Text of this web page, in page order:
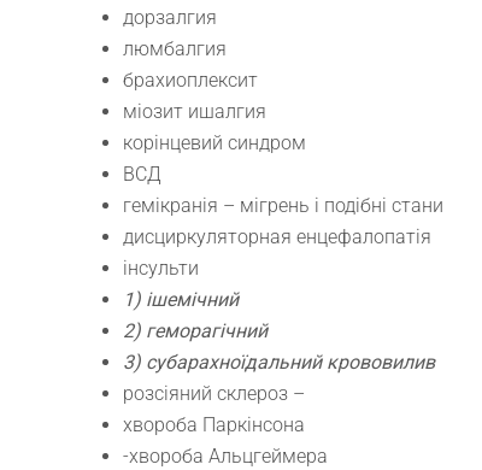
дорзалгия
люмбалгия
брахиоплексит
міозит ишалгия
корінцевий синдром
ВСД
гемікранія – мігрень і подібні стани
дисциркуляторная енцефалопатія
інсульти
1) ішемічний
2) геморагічний
3) субарахноїдальний крововилив
розсіяний склероз –
хвороба Паркінсона
-хвороба Альцгеймера